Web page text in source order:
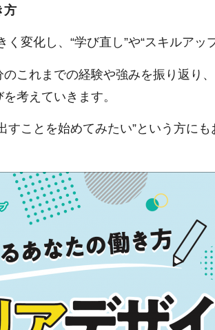
方
変化し、“学び直し”や“スキルアッ
これまでの経験や強みを振り返り
考えていきます。
すことを始めてみたい”という方にも